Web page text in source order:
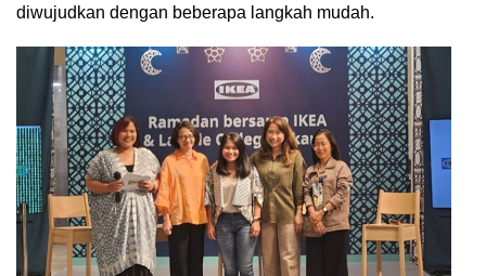
diwujudkan dengan beberapa langkah mudah.